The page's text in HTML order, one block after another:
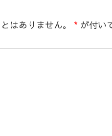
はありません。 * が付い